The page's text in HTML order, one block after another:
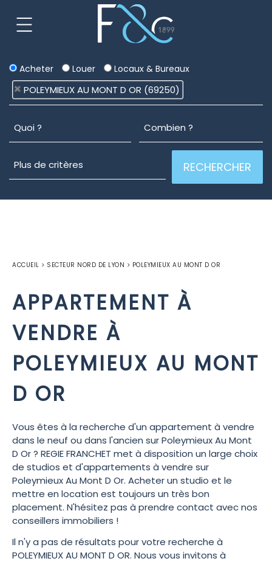
Acheter Louer Locaux & Bureaux
POLEYMIEUX AU MONT D OR (69250)
ACCUEIL > SECTEUR NORD DE LYON > POLEYMIEUX AU MONT D OR
APPARTEMENT À
VENDRE À
POLEYMIEUX AU MONT
D OR
Vous êtes à la recherche d'un appartement à vendre
dans le neuf ou dans l'ancien sur Poleymieux Au Mont
D Or ? REGIE FRANCHET met à disposition un large choix
de studios et d'appartements à vendre sur
Poleymieux Au Mont D Or. Acheter un studio et le
mettre en location est toujours un très bon
placement. N'hésitez pas à prendre contact avec nos
conseillers immobiliers !
Il n'y a pas de résultats pour votre recherche à
POLEYMIEUX AU MONT D OR. Nous vous invitons à